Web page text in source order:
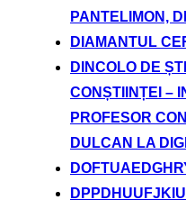
PANTELIMON,
DIAMANTUL
DINCOLO DE
CONȘTIINȚEI –
PROFESOR
DULCAN LA